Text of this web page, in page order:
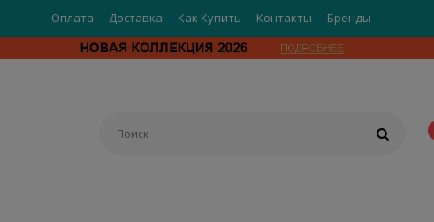
Оплата Доставка Как Купить Контакты Бренды